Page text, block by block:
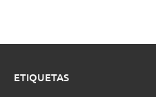
ETIQUETAS